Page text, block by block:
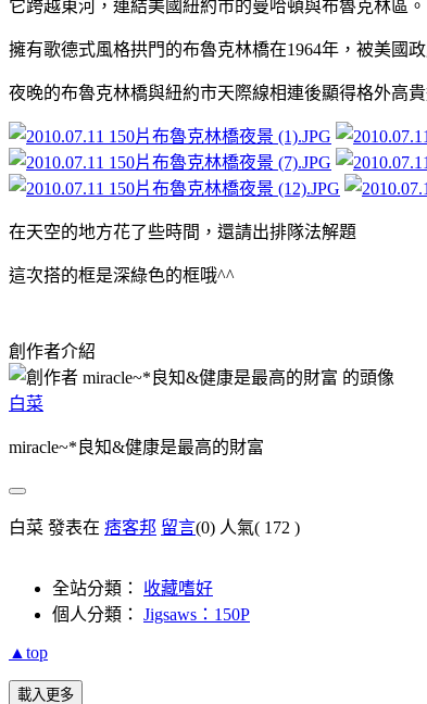
它跨越東河，連結美國紐約市的曼哈頓與布魯克林區。
擁有歌德式風格拱門的布魯克林橋在1964年，被美國
夜晚的布魯克林橋與紐約市天際線相連後顯得格外高貴
在天空的地方花了些時間，還請出排隊法解題
這次搭的框是深綠色的框哦^^
創作者介紹
白菜
miracle~*良知&健康是最高的財富
白菜 發表在 痞客邦 留言(0) 人氣( 172 )
全站分類： 收藏嗜好
個人分類： Jigsaws：150P
▲top
載入更多